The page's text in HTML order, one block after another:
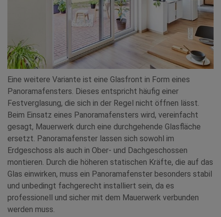
Eine weitere Variante ist eine Glasfront in Form eines
Panoramafensters. Dieses entspricht häufig einer
Festverglasung, die sich in der Regel nicht öffnen lässt.
Beim Einsatz eines Panoramafensters wird, vereinfacht
gesagt, Mauerwerk durch eine durchgehende Glasfläche
ersetzt. Panoramafenster lassen sich sowohl im
Erdgeschoss als auch in Ober- und Dachgeschossen
montieren. Durch die höheren statischen Kräfte, die auf das
Glas einwirken, muss ein Panoramafenster besonders stabil
und unbedingt fachgerecht installiert sein, da es
professionell und sicher mit dem Mauerwerk verbunden
werden muss.